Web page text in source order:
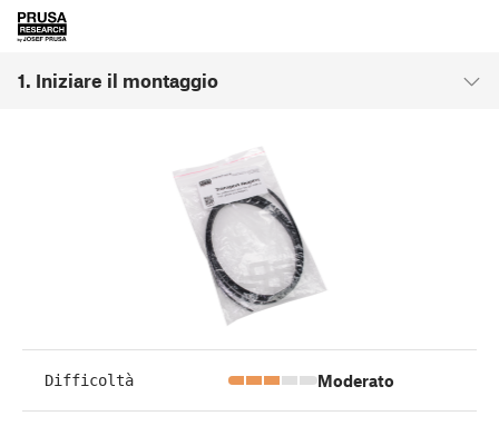
1. Iniziare il montaggio
Difficoltà Moderato